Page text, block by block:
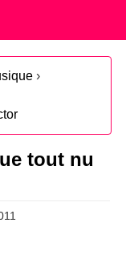
›
tout nu